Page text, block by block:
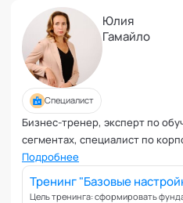
Фасилитация
Физические травмы и
Фобии и страхи
Формирование команд
Целеполагание и
Эмоциональные
Эмоциональный
Юлия
Гамайло
Специалист
Бизнес-тренер, эксперт по обучению
сегментах, специалист
Подробнее
Тренинг "Базовые
Цель тренинга: сформировать